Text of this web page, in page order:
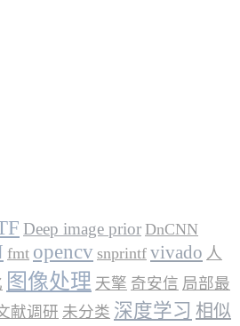
Deep image prior DnCNN
fmt opencv snprintf vivado 人
图像处理 天擎 奇安信 局部最
献调研 未分类 深度学习 相似